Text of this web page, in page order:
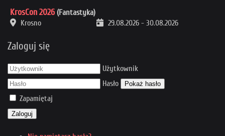
KrosCon 2026 (Fantastyka)
Krosno
29.08.2026 - 30.08.2026
Zaloguj się
Użytkownik
Hasło
Pokaż hasło
Zapamiętaj
Zaloguj